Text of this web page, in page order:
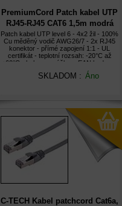
PremiumCord Patch kabel UTP
RJ45-RJ45 CAT6 1,5m modrá
Patch kabel UTP level 6 - 4x2 žil - 100%
Cu měděný vodič AWG26/7 - 2x RJ45
konektor - přímé zapojení 1:1 - UL
certifikát - teplotní rozsah: -20°C až
+60°C - baleno v sáčku s EAN kodem -
český popis, vyznačená délka - barva:
modrá - délka 1,5m
SKLADOM : Áno
C-TECH Kabel patchcord Cat6a,